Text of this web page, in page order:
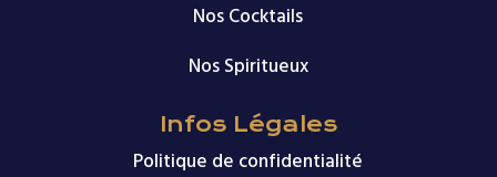
Nos Cocktails
Nos Spiritueux
Infos Légales
Politique de confidentialité